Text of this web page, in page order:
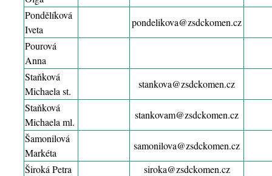
Pondělíková
Iveta
pondelikova@zsdckomen.cz
Pourová
Anna
Staňková
Michaela st.
stankova@zsdckomen.cz
Staňková
Michaela ml.
stankovam@zsdckomen.cz
Šamonilová
Markéta
samonilova@zsdckomen.cz
Široká Petra
siroka@zsdckomen.cz